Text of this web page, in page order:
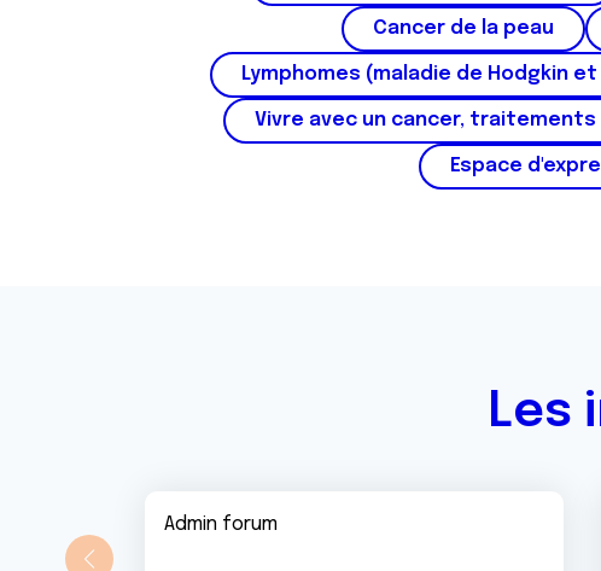
Cancer de la peau
Lymphomes (maladie de Hodgkin
Vivre avec un cancer,
Espace
Les
Admin forum